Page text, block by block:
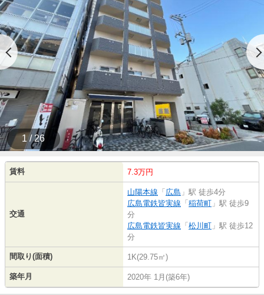
1 / 26
賃料 7.3万円
交通
山陽本線 「 広島 」駅 徒歩4分
広島電鉄皆実線 「 稲荷町 」駅 徒歩9
分
広島電鉄皆実線 「 松川町 」駅 徒歩12
分
間取り(面積) 1K(29.75㎡)
築年月 2020年 1月(築6年)